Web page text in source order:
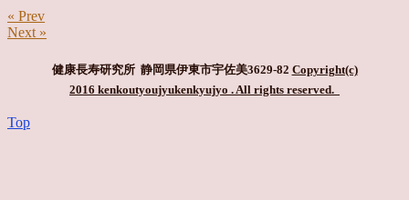
« Prev
Next »
健康長寿研究所 静岡県伊東市宇佐美3629-82 Copyright(c)
2016 kenkoutyoujyukenkyujyo . All rights reserved.
Top